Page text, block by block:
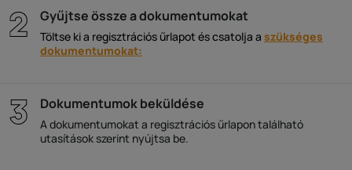
Gyűjtse össze a dokumentumokat
Töltse ki a regisztrációs űrlapot és csatolja a szükséges
dokumentumokat:
Dokumentumok beküldése
A dokumentumokat a regisztrációs űrlapon található
utasítások szerint nyújtsa be.